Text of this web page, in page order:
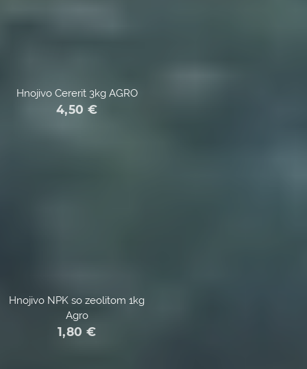
Hnojivo Cererit 3kg AGRO
4,50 €
Hnojivo NPK so zeolitom 1kg
Agro
1,80 €